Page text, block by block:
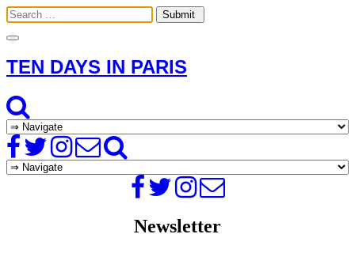
Toggle
TEN DAYS IN PARIS
Newsletter